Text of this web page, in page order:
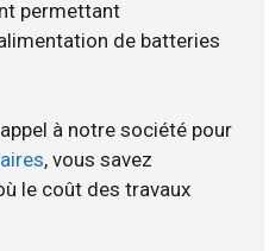
permettant
de batteries
à notre société pour
, vous savez
le coût des travaux